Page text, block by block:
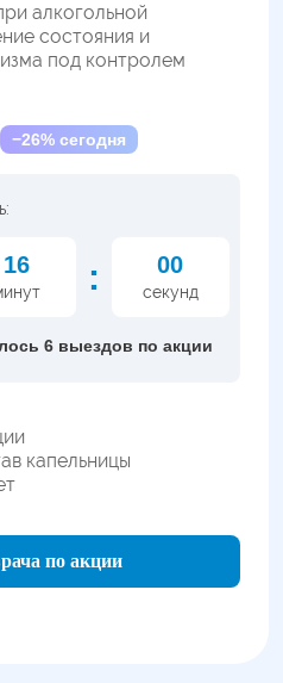
алкогольной
состояния и
под контролем
−26% сегодня
15 : 59
секунд
6 выездов по акции
капельницы
по акции